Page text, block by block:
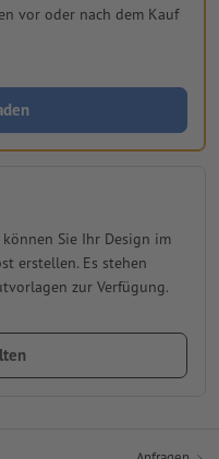
vor oder nach dem Kauf
Sie Ihr Design im
erstellen. Es stehen
zur Verfügung.